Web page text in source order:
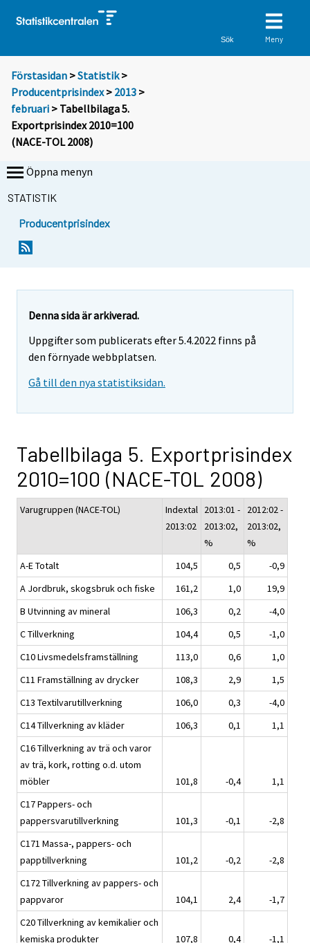
Sök Meny
Förstasidan >Statistik >
Producentprisindex> 2013 >
februari > Tabellbilaga 5.
Exportprisindex 2010=100
(NACE-TOL 2008)
Öppna menyn
STATISTIK
Producentprisindex
Denna sida är arkiverad.
Uppgifter som publicerats efter 5.4.2022 finns på
den förnyade webbplatsen.
Gå till den nya statistiksidan.
Tabellbilaga 5. Exportprisindex
2010=100 (NACE-TOL 2008)
Varugruppen (NACE-TOL)
Indextal
2013:02
2013:01 -
2013:02,
%
2012:02 -
2013:02,
%
A-E Totalt
104,5 0,5
-0,9
A Jordbruk, skogsbruk och fiske
161,2 1,0
19,9
B Utvinning av mineral
106,3 0,2
-4,0
C Tillverkning
104,4 0,5
-1,0
C10 Livsmedelsframställning
113,0 0,6
1,0
C11 Framställning av drycker
108,3 2,9
1,5
C13 Textilvarutillverkning
106,0 0,3
-4,0
C14 Tillverkning av kläder
106,3 0,1
1,1
C16 Tillverkning av trä och varor
av trä, kork, rotting o.d. utom
möbler
101,8 -0,4
1,1
C17 Pappers- och
pappersvarutillverkning
101,3 -0,1
-2,8
C171 Massa-, pappers- och
papptillverkning
101,2 -0,2
-2,8
C172 Tillverkning av pappers- och
pappvaror
104,1 2,4
-1,7
C20 Tillverkning av kemikalier och
kemiska produkter
107,8 0,4
-1,1